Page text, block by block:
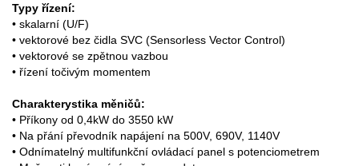
Typy řízení:
• skalarní (U/F)
• vektorové bez čidla SVC (Sensorless Vector Control)
• vektorové se zpětnou vazbou
• řízení točivým momentem
Charakterystika měničů:
• Příkony od 0,4kW do 3550 kW
• Na přání převodník napájení na 500V, 690V, 1140V
• Odnímatelný multifunkční ovládací panel s potenciometrem